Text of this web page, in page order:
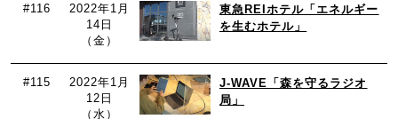
#116
2022年1月
14日
（金）
東急REIホテル「エネルギー
を生むホテル」
#115
2022年1月
12日
（水）
J-WAVE「森を守るラジオ
局」